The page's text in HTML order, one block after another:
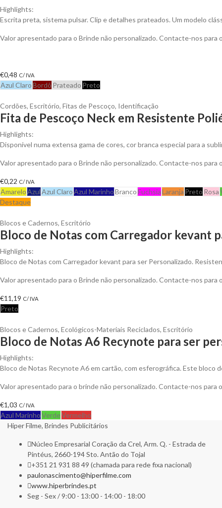
Highlights:
Escrita preta, sistema pulsar. Clip e detalhes prateados. Um modelo
Valor apresentado para o Brinde não personalizado. Contacte-nos
€0,48 C/ IVA
Azul ClaroBordô Prateado Preto
Cordões, Escritório, Fitas de Pescoço, Identificação
Fita de Pescoço Neck em Resistente
Highlights:
Disponível numa extensa gama de cores, cor branca especial para a
Valor apresentado para o Brinde não personalizado. Contacte-nos
€0,22 C/ IVA
AmareloAzulAzul ClaroAzul MarinhoBrancoFuchsiaLaranja Preto Rosa
Destaque
Blocos e Cadernos, Escritório
Bloco de Notas com Carregador kevant
Highlights:
Bloco de Notas com Carregador kevant para ser Personalizado.
Valor apresentado para o Brinde não personalizado. Contacte-nos
€11,19 C/ IVA
Preto
Blocos e Cadernos, Ecológicos-Materiais Reciclados, Escritório
Bloco de Notas A6 Recynote para ser
Highlights:
Bloco de Notas Recynote A6 em cartão, com esferográfica. Este bloco
Valor apresentado para o brinde não personalizado. Contacte-nos
€1,03 C/ IVA
Azul MarinhoVerdeVermelho
Hiper Filme, Brindes Publicitários
Núcleo Empresarial Coração da Crel, Arm. Q. - Estrada de
Pintéus, 2660-194 Sto. Antão do Tojal
+351 21 931 88 49 (chamada para rede fixa nacional)
paulonascimento@hiperfilme.com
www.hiperbrindes.pt
Seg - Sex / 9:00 - 13:00 - 14:00 - 18:00